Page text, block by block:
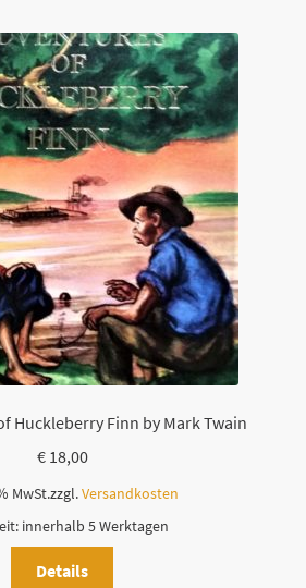
Huckleberry Finn by Mark Twain
€18,00
MwSt.zzgl.Versandkosten
innerhalb 5 Werktagen
Details